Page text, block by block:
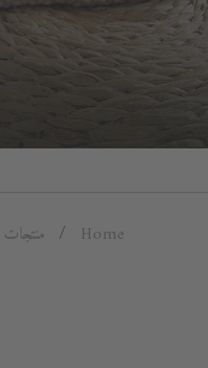
Home منتجات